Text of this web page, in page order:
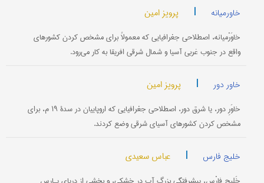
خاورمیانه | پرویز امین
خاوَرْمیانه، اصطلاحی جغرافیایی که معمولاً برای مشخص کردن کشورهای
واقع در جنوب غربی آسیا و شمال شرقی افریقا به کار می‌رود.
خاور دور | پرویز امین
خاوَرِ دور، یا شرق دور، اصطلاحی جغرافیایی که اروپاییان در سدۀ ۱۹ م، برای
مشخص کردن کشورهای آسیای شرقی وضع کردند.
خلیج فارس | عباس سعیدی